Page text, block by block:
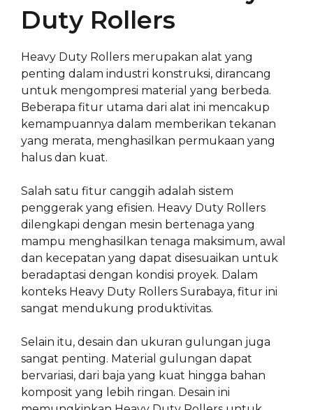
Duty Rollers
Heavy Duty Rollers merupakan alat yang
penting dalam industri konstruksi, dirancang
untuk mengompresi material yang berbeda.
Beberapa fitur utama dari alat ini mencakup
kemampuannya dalam memberikan tekanan
yang merata, menghasilkan permukaan yang
halus dan kuat.
Salah satu fitur canggih adalah sistem
penggerak yang efisien. Heavy Duty Rollers
dilengkapi dengan mesin bertenaga yang
mampu menghasilkan tenaga maksimum, awal
dan kecepatan yang dapat disesuaikan untuk
beradaptasi dengan kondisi proyek. Dalam
konteks Heavy Duty Rollers Surabaya, fitur ini
sangat mendukung produktivitas.
Selain itu, desain dan ukuran gulungan juga
sangat penting. Material gulungan dapat
bervariasi, dari baja yang kuat hingga bahan
komposit yang lebih ringan. Desain ini